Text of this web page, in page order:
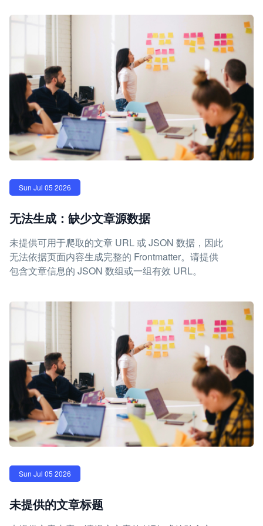
Sun Jul 05 2026
无法生成：缺少文章源数据
未提供可用于爬取的文章 URL 或 JSON 数据，因此
无法依据页面内容生成完整的 Frontmatter。请提供
包含文章信息的 JSON 数组或一组有效 URL。
Sun Jul 05 2026
未提供的文章标题